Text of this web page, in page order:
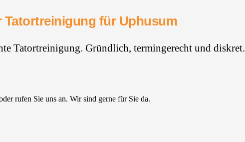
Tatortreinigung für Uphusum
Tatortreinigung. Gründlich, termingerecht und diskret.
rufen Sie uns an. Wir sind gerne für Sie da.